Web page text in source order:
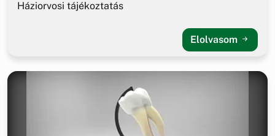
Háziorvosi tájékoztatás
Elolvasom